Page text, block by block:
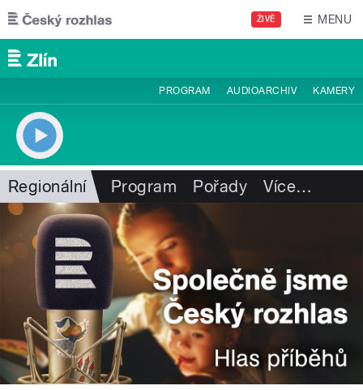
Přejít k hlavnímu obsahu
ŽIVĚ MENU
PROGRAM AUDIOARCHIV KAMERY
Regionální Program Pořady Více…